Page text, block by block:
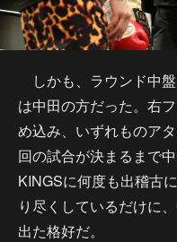
しかも、ラウンド中
は中田の方だった。右
め込み、いずれものア
回の試合が決まるまで
KINGSに何度も出稽古
り尽くしているだけに
出た格好だ。